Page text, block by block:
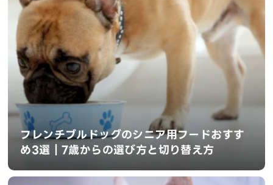
フレンチブルドッグのシニア用フードおすす
め3選｜7歳からの選び方と切り替え方